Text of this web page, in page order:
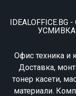
Офис техника и
Доставка,
тонер касети,
материали.